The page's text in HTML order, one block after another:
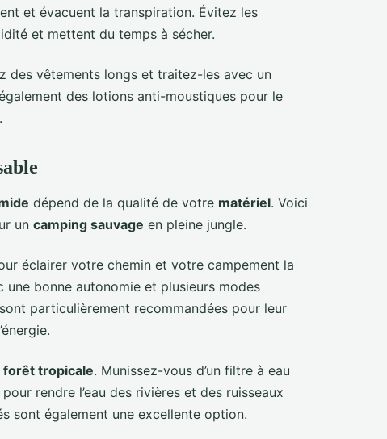
et évacuent la transpiration. Évitez les
et mettent du temps à sécher.
des vêtements longs et traitez-les avec un
des lotions anti-moustiques pour le
dépend de la qualité de votre matériel. Voici
un camping sauvage en pleine jungle.
éclairer votre chemin et votre campement la
une bonne autonomie et plusieurs modes
particulièrement recommandées pour leur
forêt tropicale. Munissez-vous d’un filtre à eau
rendre l’eau des rivières et des ruisseaux
sont également une excellente option.